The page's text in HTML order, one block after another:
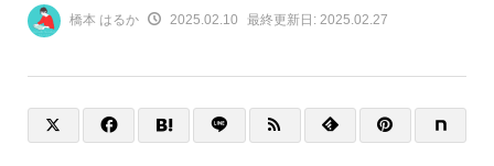
橋本 はるか 2025.02.10 最終更新日: 2025.02.27